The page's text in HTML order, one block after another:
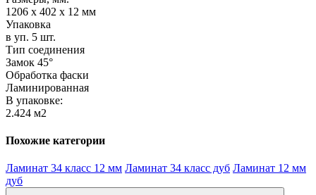
1206 х 402 х 12 мм
Упаковка
в уп. 5 шт.
Тип соединения
Замок 45°
Обработка фаски
Ламинированная
В упаковке:
2.424 м2
Похожие категории
Ламинат 34 класс 12 мм Ламинат 34 класс дуб Ламинат 12 мм
дуб